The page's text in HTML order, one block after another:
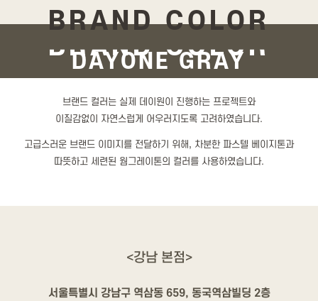
DAYONE GRAY
BRAND COLOR
BRAND COLOR
브랜드 컬러는 실제 데이원이 진행하는 프로젝트와
이질감없이 자연스럽게 어우러지도록 고려하였습니다.
고급스러운 브랜드 이미지를 전달하기 위해, 차분한 파스텔 베이지톤과
따뜻하고 세련된 웜그레이톤의 컬러를 사용하였습니다.
<강남 본점>
서울특별시 강남구 역삼동 659, 동국역삼빌딩 2층